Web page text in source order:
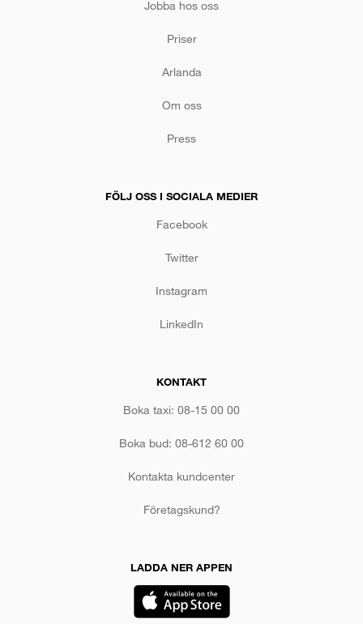
Jobba hos oss
Priser
Arlanda
Om oss
Press
FÖLJ OSS I SOCIALA MEDIER
Facebook
Twitter
Instagram
LinkedIn
KONTAKT
Boka taxi: 08-15 00 00
Boka bud: 08-612 60 00
Kontakta kundcenter
Företagskund?
LADDA NER APPEN